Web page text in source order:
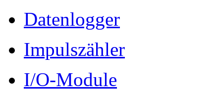
Datenlogger
Impulszähler
I/O-Module